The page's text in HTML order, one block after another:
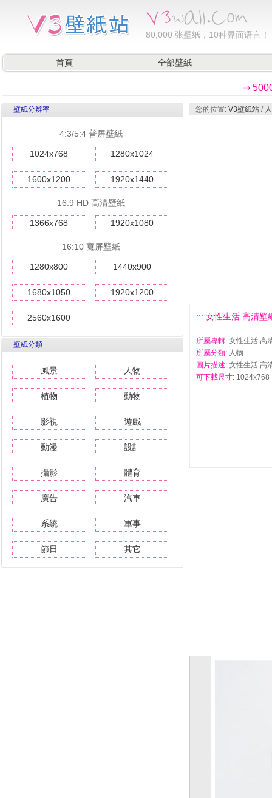
80,000 张壁纸，10种界面语言！
首頁 全部壁紙
⇒
壁紙分辨率
4:3/5:4 普屏壁紙
1024x768 1280x1024
1600x1200 1920x1440
16:9 HD 高清壁紙
1366x768 1920x1080
16:10 寬屏壁紙
1280x800 1440x900
1680x1050 1920x1200
2560x1600
壁紙分類
風景 人物
植物 動物
影視 遊戲
動漫 設計
攝影 體育
廣告 汽車
系統 軍事
節日 其它
您的位置: V3壁紙站 /
::: 女性生活 高清壁
所屬專輯: 女性生活 高
所屬分類: 人物
圖片描述: 女性生活 高
可下載尺寸: